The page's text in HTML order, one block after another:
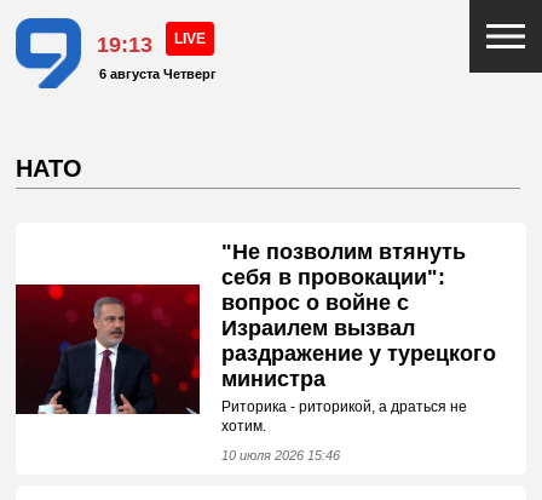
19:13
6 августа Четверг
НАТО
"Не позволим втянуть
себя в провокации":
вопрос о войне с
Израилем вызвал
раздражение у турецкого
министра
Риторика - риторикой, а драться не
хотим.
10 июля 2026 15:46